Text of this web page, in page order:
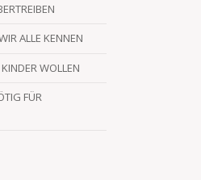
ALLE KENNEN
WOLLEN
FÜR